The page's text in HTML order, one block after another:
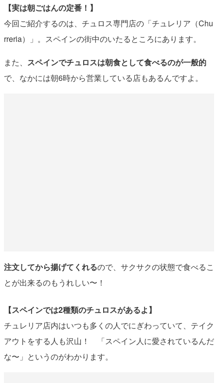
【実は朝ごはんの定番！】
今回ご紹介するのは、チュロス専門店の「チュレリア（Chu
rreria）」。スペインの街中のいたるところにあります。
また、 スペインでチュロスは朝食として食べるのが一般的
で、なかには朝6時から営業している店もあるんですよ。
注文してから揚げてくれるので、サクサクの状態で食べるこ
とが出来るのもうれしい〜！
【スペインでは2種類のチュロスがあるよ】
チュレリア店内はいつも多くの人でにぎわっていて、テイク
アウトをする人も沢山！ 「スペイン人に愛されているんだ
な〜」というのがわかります。